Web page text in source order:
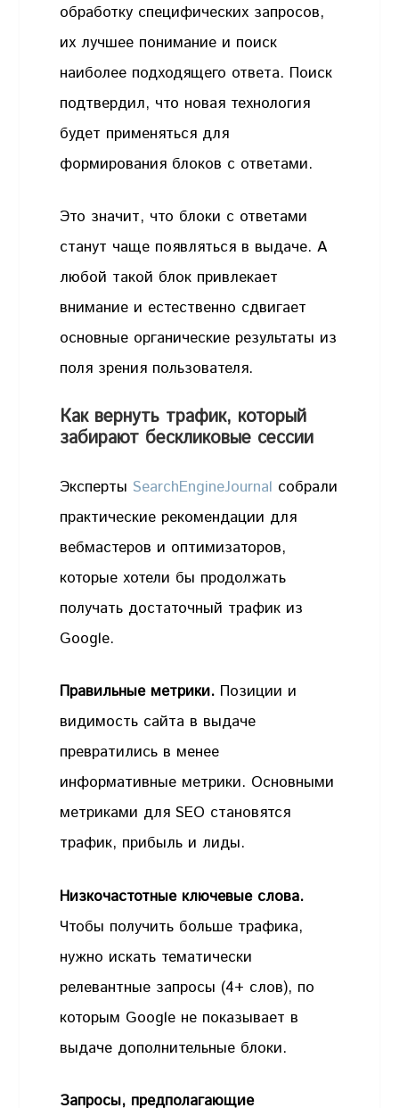
обработку специфических запросов,
их лучшее понимание и поиск
наиболее подходящего ответа. Поиск
подтвердил, что новая технология
будет применяться для
формирования блоков с ответами.
Это значит, что блоки с ответами
станут чаще появляться в выдаче. А
любой такой блок привлекает
внимание и естественно сдвигает
основные органические результаты из
поля зрения пользователя.
Как вернуть трафик, который
забирают бескликовые сессии
Эксперты SearchEngineJournal собрали
практические рекомендации для
вебмастеров и оптимизаторов,
которые хотели бы продолжать
получать достаточный трафик из
Google.
Правильные метрики. Позиции и
видимость сайта в выдаче
превратились в менее
информативные метрики. Основными
метриками для SEO становятся
трафик, прибыль и лиды.
Низкочастотные ключевые слова.
Чтобы получить больше трафика,
нужно искать тематически
релевантные запросы (4+ слов), по
которым Google не показывает в
выдаче дополнительные блоки.
Запросы, предполагающие